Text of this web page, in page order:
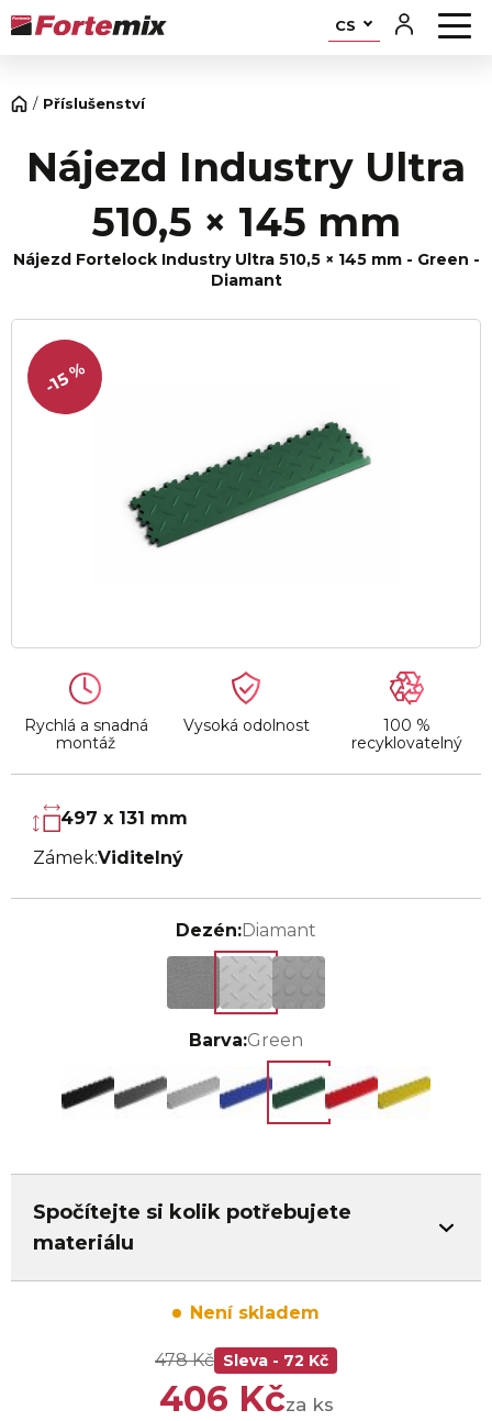
CS
Příslušenství
Nájezd Industry Ultra
510,5 × 145 mm
Nájezd Fortelock Industry Ultra 510,5 × 145 mm - Green -
Diamant
Rychlá a snadná
montáž
Vysoká odolnost
100 %
recyklovatelný
-15 %
497 x 131 mm
Zámek:Viditelný
Dezén:Diamant
Barva:Green
Spočítejte si kolik potřebujete
materiálu
Není skladem
478 Kč Sleva - 72 Kč
406 Kčza ks